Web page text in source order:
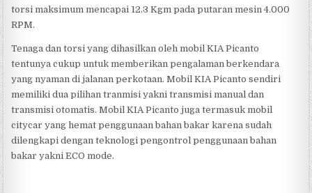
torsi maksimum mencapai 12.3 Kgm pada putaran mesin 4.000
RPM.
Tenaga dan torsi yang dihasilkan oleh mobil KIA Picanto
tentunya cukup untuk memberikan pengalaman berkendara
yang nyaman di jalanan perkotaan. Mobil KIA Picanto sendiri
memiliki dua pilihan tranmisi yakni transmisi manual dan
transmisi otomatis. Mobil KIA Picanto juga termasuk mobil
citycar yang hemat penggunaan bahan bakar karena sudah
dilengkapi dengan teknologi pengontrol penggunaan bahan
bakar yakni ECO mode.